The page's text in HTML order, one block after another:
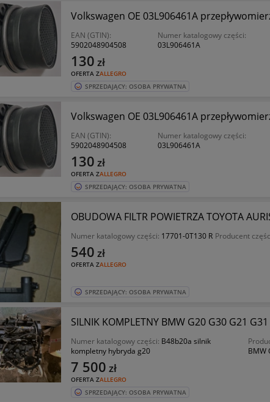
Volkswagen OE 03L906461A
EAN (GTIN):
5902048904508
Numer katalogowy części:
03L906461A
OFERTA ZALLEGRO
130 zł
SPRZEDAJĄCY: OSOBA PRYWATNA
Volkswagen OE 03L906461A
EAN (GTIN):
5902048904508
Numer katalogowy części:
03L906461A
OFERTA ZALLEGRO
130 zł
SPRZEDAJĄCY: OSOBA PRYWATNA
OBUDOWA FILTR POWIETRZA TOYOTA
Numer katalogowy części: 17701-0T130 R Producent
OFERTA ZALLEGRO
540 zł
SPRZEDAJĄCY: OSOBA PRYWATNA
SILNIK KOMPLETNY BMW G20 G30 G21
Numer katalogowy części: B48b20a silnik
kompletny hybryda g20
BMW
OFERTA ZALLEGRO
7 500 zł
SPRZEDAJĄCY: OSOBA PRYWATNA